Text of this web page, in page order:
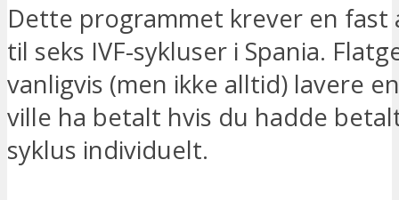
Dette programmet krever en
til seks IVF-sykluser i Spania.
vanligvis (men ikke alltid) lavere
ville ha betalt hvis du hadde
syklus individuelt.